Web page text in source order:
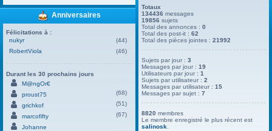
Anniversaires
Félicitations à :
nukyr
(44)
RobertViola
(46)
Durant les 30 prochains jours
M@ngOr€
proust75
(68)
grichkof
(51)
marcofifty
(67)
Johanne
Totaux
134436 messages
19856 sujets
Total des annonces :0
Total des post-it :62
Total des pièces jointes :21992
Sujets par jour :3
Messages par jour :19
Utilisateurs par jour :1
Sujets par utilisateur :2
Messages par utilisateur :15
Messages par sujet :7
8820 membres
Le membre enregistré le plus récent est
salinosk